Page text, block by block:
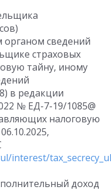
органом сведений
страховых
тайну, иному
в редакции
№ ЕД-7-19/1085@
налоговую
interest/
доход